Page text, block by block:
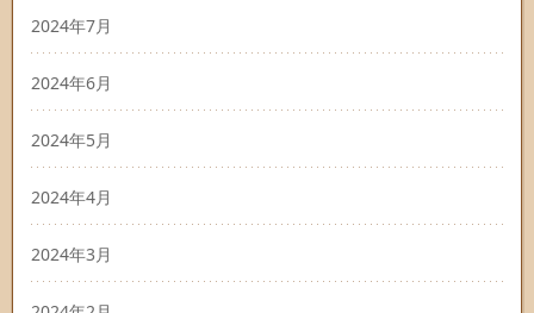
2024年7月
2024年6月
2024年5月
2024年4月
2024年3月